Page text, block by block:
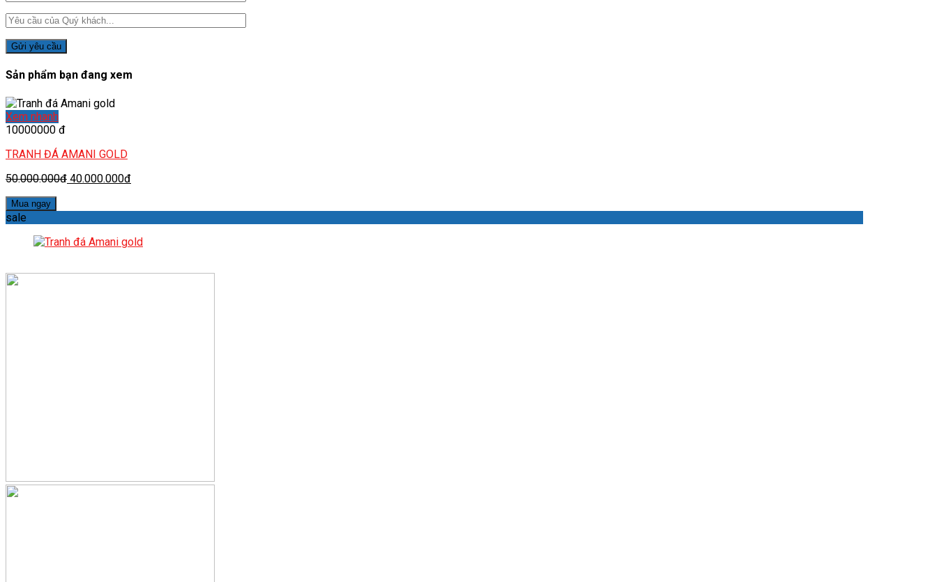
Sản phẩm bạn đang xem
Xem nhanh
10000000 đ
TRANH ĐÁ AMANI GOLD
50.000.000đ 40.000.000đ
Mua ngay
sale